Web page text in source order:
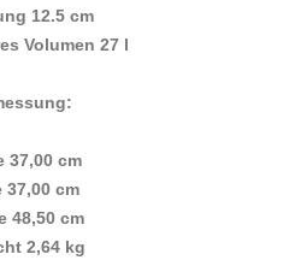
12.5 cm
Volumen 27 l
37,00 cm
37,00 cm
48,50 cm
2,64 kg